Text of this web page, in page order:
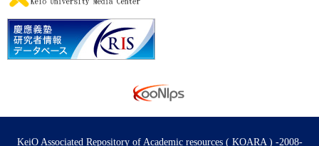
KeiO Associated Repository of Academic resources ( KOARA ) -2008-